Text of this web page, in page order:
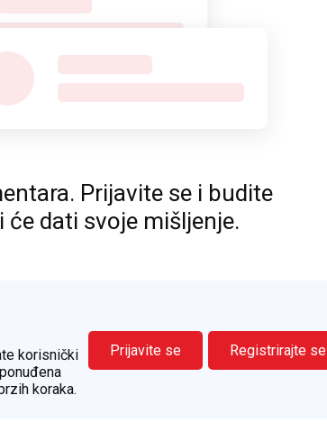
Prijavite se i budite
će dati svoje mišljenje.
korisnički
koraka.
Prijavite se Registrirajte se